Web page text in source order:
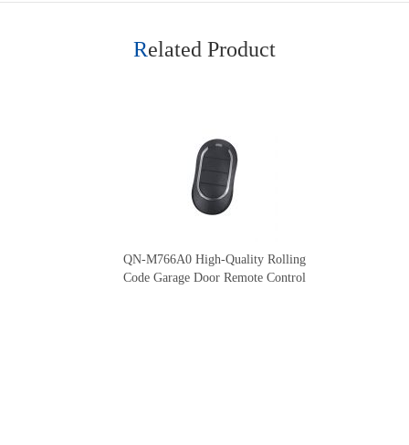
Related Product
QN-M766A0 High-Quality Rolling
Code Garage Door Remote Control